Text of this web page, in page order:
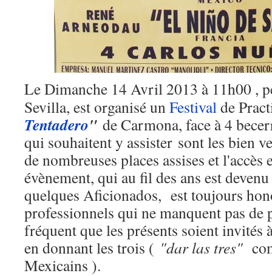
Le Dimanche 14 Avril 2013 à 11h00 ,
Sevilla, est organisé unFestivalde
Tentadero" de Carmona, face à 4
qui souhaitent y assister sont les bien
de nombreuses places assises et
évènement, qui au fil des ans est
quelques Aficionados, est toujours
professionnels qui ne manquent pas
fréquent que les présents soient invités
en donnant les trois ( "dar las tres"
Mexicains ).